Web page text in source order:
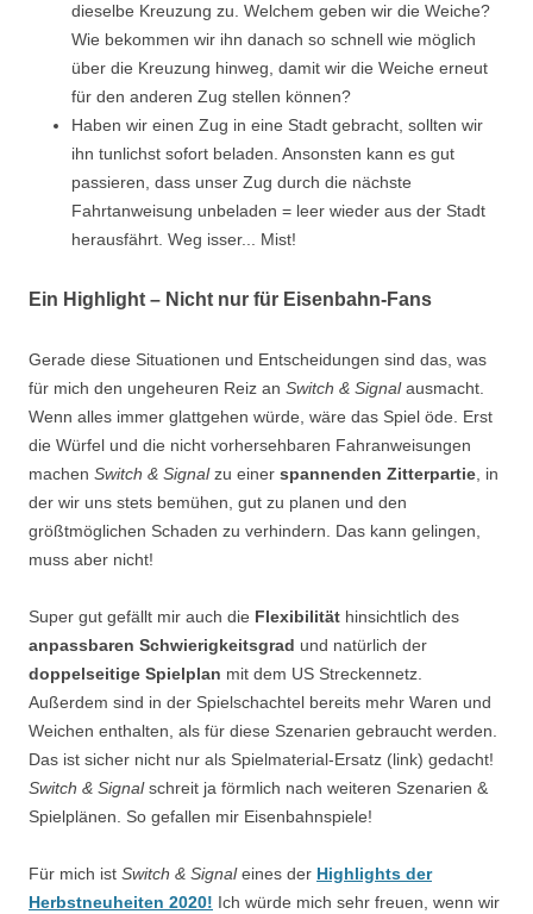
dieselbe Kreuzung zu. Welchem geben wir die Weiche?
Wie bekommen wir ihn danach so schnell wie möglich
über die Kreuzung hinweg, damit wir die Weiche erneut
für den anderen Zug stellen können?
Haben wir einen Zug in eine Stadt gebracht, sollten wir
ihn tunlichst sofort beladen. Ansonsten kann es gut
passieren, dass unser Zug durch die nächste
Fahrtanweisung unbeladen = leer wieder aus der Stadt
herausfährt. Weg isser... Mist!
Ein Highlight – Nicht nur für Eisenbahn-Fans
Gerade diese Situationen und Entscheidungen sind das, was
für mich den ungeheuren Reiz an Switch & Signalausmacht.
Wenn alles immer glattgehen würde, wäre das Spiel öde. Erst
die Würfel und die nicht vorhersehbaren Fahranweisungen
machen Switch & Signalzu einer spannenden Zitterpartie, in
der wir uns stets bemühen, gut zu planen und den
größtmöglichen Schaden zu verhindern. Das kann gelingen,
muss aber nicht!
Super gut gefällt mir auch die Flexibilität hinsichtlich des
anpassbaren Schwierigkeitsgrad und natürlich der
doppelseitige Spielplan mit dem US Streckennetz.
Außerdem sind in der Spielschachtel bereits mehr Waren und
Weichen enthalten, als für diese Szenarien gebraucht werden.
Das ist sicher nicht nur als Spielmaterial-Ersatz (link) gedacht!
Switch & Signalschreit ja förmlich nach weiteren Szenarien &
Spielplänen. So gefallen mir Eisenbahnspiele!
Für mich ist Switch & Signaleines der Highlights der
Herbstneuheiten 2020! Ich würde mich sehr freuen, wenn wir